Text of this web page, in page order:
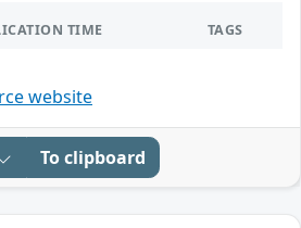
TIME TAGS
website
To clipboard